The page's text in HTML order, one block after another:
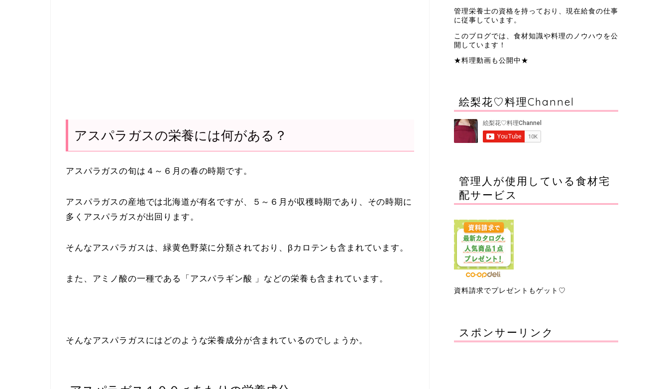
アスパラガスの栄養には何がある？
アスパラガスの旬は４～６月の春の時期です。
アスパラガスの産地では北海道が有名ですが、５～６月が収穫時期であり、その時期に
多くアスパラガスが出回ります。
そんなアスパラガスは、緑黄色野菜に分類されており、βカロテンも含まれています。
また、アミノ酸の一種である「アスパラギン酸 」などの栄養も含まれています。
そんなアスパラガスにはどのような栄養成分が含まれているのでしょうか。
管理栄養士の資格を持っており、現在給食の仕事
に従事しています。
このブログでは、食材知識や料理のノウハウを公
開しています！
★料理動画も公開中★
絵梨花♡料理Channel
管理人が使用している食材宅
配サービス
資料請求でプレゼントもゲット♡
スポンサーリンク